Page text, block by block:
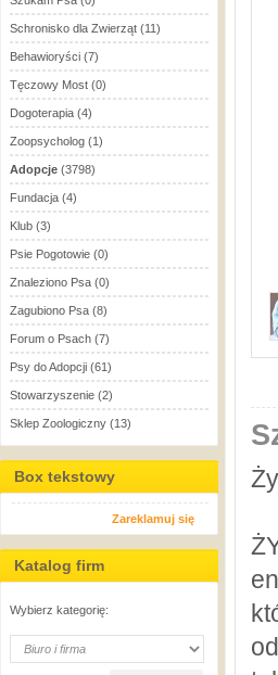
Schronisko dla Zwierząt (11)
Behawioryści (7)
Tęczowy Most (0)
Dogoterapia (4)
Zoopsycholog (1)
Adopcje (3798)
Fundacja (4)
Klub (3)
Psie Pogotowie (0)
Znaleziono Psa (0)
Zagubiono Psa (8)
Forum o Psach (7)
Psy do Adopcji (61)
Stowarzyszenie (2)
Sklep Zoologiczny (13)
Box tekstowy
Zareklamuj się
Katalog firm
Wybierz kategorię: